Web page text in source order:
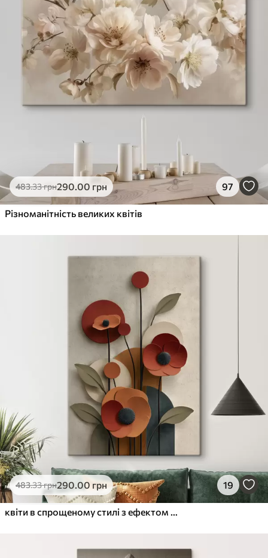
483.33грн290.00 грн 97
Різноманітність великих квітів
483.33грн290.00 грн 19
квіти в спрощеному стилі з ефектом об'єму